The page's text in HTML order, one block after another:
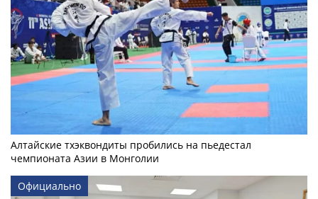
Алтайские тхэквондиты пробились на пьедестал
чемпионата Азии в Монголии
Официально